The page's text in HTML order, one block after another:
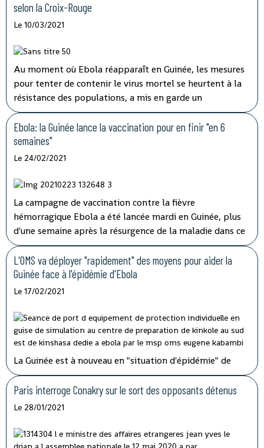
selon la Croix-Rouge
Le 10/03/2021
Au moment où Ebola réapparaît en Guinée, les mesures
pour tenter de contenir le virus mortel se heurtent à la
résistance des populations, a mis en garde un
responsable de la Croix-Rouge dans un entretien à l'AFP.
Ebola: la Guinée lance la vaccination pour en finir "en 6
semaines"
Le 24/02/2021
La campagne de vaccination contre la fièvre
hémorragique Ebola a été lancée mardi en Guinée, plus
d'une semaine après la résurgence de la maladie dans ce
pays d'Afrique de l'Ouest qui espère l'éradiquer "en six
semaines" selon son ministre de la Santé.
L'OMS va déployer "rapidement" des moyens pour aider la
Guinée face à l'épidémie d'Ebola
Le 17/02/2021
La Guinée est à nouveau en "situation d'épidémie" de
fièvre hémorragique, après l'apparition ces derniers jours
dans le sud-est du pays de sept cas, dont trois
mortels.L'organisation mondiale de la Santé (OMS) va
face à la résurgence de l'épidémie de fièvre
hémorragiqueEbola, confirmée dimanche
Paris interroge Conakry sur le sort des opposants détenus
Le 28/01/2021